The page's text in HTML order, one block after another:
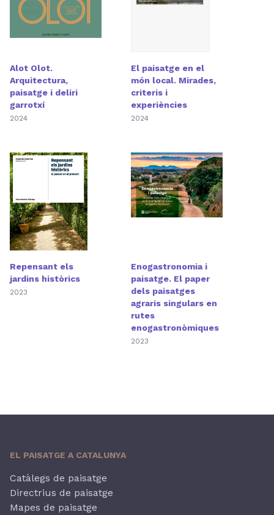
Alot Olot.
Arquitectura,
paisatge i deliri
garrotxí
2024
El paisatge en el
món local. Mirades,
criteris i
experiències
2024
Repensant els
jardins històrics
2023
Enogastronomia i
paisatge. El paper
dels paisatges
agraris singulars en
rutes
enogastronòmiques
2023
EL PAISATGE A CATALUNYA
Catàlegs de paisatge
Directrius de paisatge
Mapes de paisatge